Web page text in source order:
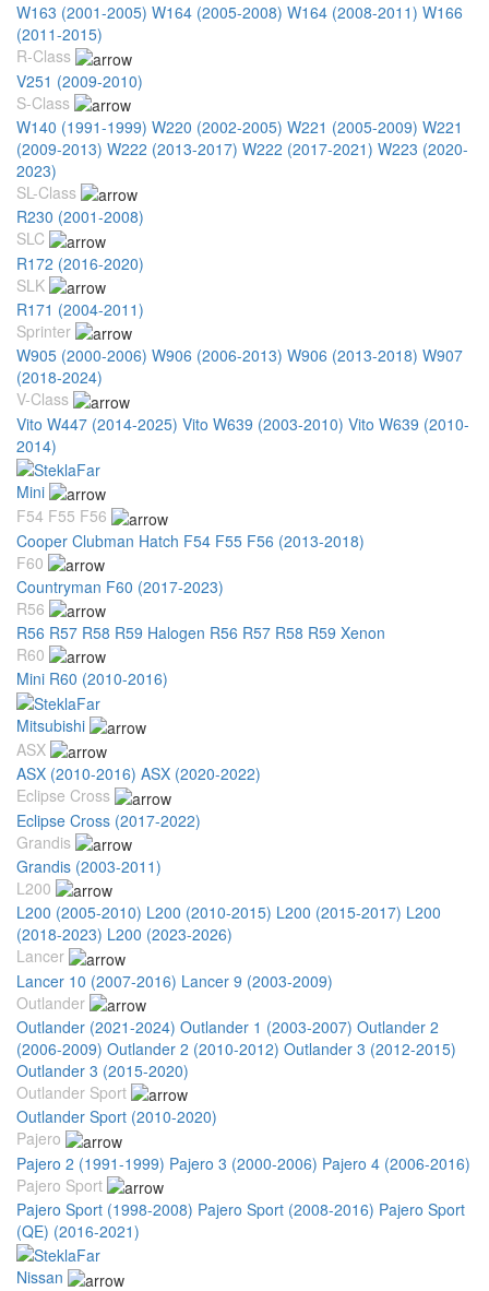
W163 (2001-2005) W164 (2005-2008) W164 (2008-2011) W166
(2011-2015)
R-Class
V251 (2009-2010)
S-Class
W140 (1991-1999) W220 (2002-2005) W221 (2005-2009) W221
(2009-2013) W222 (2013-2017) W222 (2017-2021) W223 (2020-
2023)
SL-Class
R230 (2001-2008)
SLC
R172 (2016-2020)
SLK
R171 (2004-2011)
Sprinter
W905 (2000-2006) W906 (2006-2013) W906 (2013-2018) W907
(2018-2024)
V-Class
Vito W447 (2014-2025) Vito W639 (2003-2010) Vito W639 (2010-
2014)
Mini
F54 F55 F56
Cooper Clubman Hatch F54 F55 F56 (2013-2018)
F60
Countryman F60 (2017-2023)
R56
R56 R57 R58 R59 Halogen R56 R57 R58 R59 Xenon
R60
Mini R60 (2010-2016)
Mitsubishi
ASX
ASX (2010-2016) ASX (2020-2022)
Eclipse Cross
Eclipse Cross (2017-2022)
Grandis
Grandis (2003-2011)
L200
L200 (2005-2010) L200 (2010-2015) L200 (2015-2017) L200
(2018-2023) L200 (2023-2026)
Lancer
Lancer 10 (2007-2016) Lancer 9 (2003-2009)
Outlander
Outlander (2021-2024) Outlander 1 (2003-2007) Outlander 2
(2006-2009) Outlander 2 (2010-2012) Outlander 3 (2012-2015)
Outlander 3 (2015-2020)
Outlander Sport
Outlander Sport (2010-2020)
Pajero
Pajero 2 (1991-1999) Pajero 3 (2000-2006) Pajero 4 (2006-2016)
Pajero Sport
Pajero Sport (1998-2008) Pajero Sport (2008-2016) Pajero Sport
(QE) (2016-2021)
Nissan